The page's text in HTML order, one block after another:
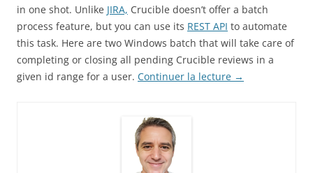
in one shot. Unlike JIRA, Crucible doesn’t offer a batch
process feature, but you can use its REST API to automate
this task. Here are two Windows batch that will take care of
completing or closing all pending Crucible reviews in a
given id range for a user. Continuer la lecture →